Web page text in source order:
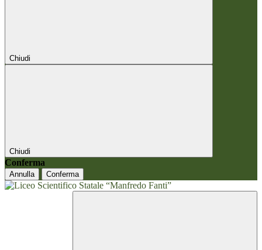
Chiudi
Chiudi
Conferma
Annulla Conferma